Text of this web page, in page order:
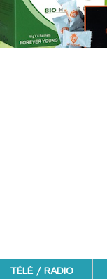
TÉLÉ / RADIO